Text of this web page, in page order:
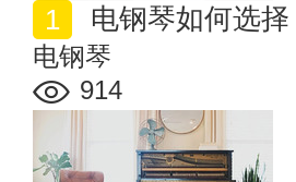
电钢琴如何选
电钢琴
914